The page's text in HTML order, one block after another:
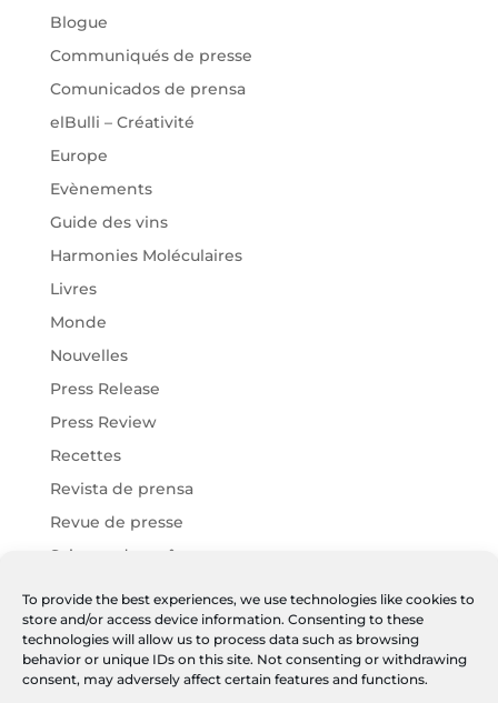
To provide the best experiences, we use technologies like cookies to
store and/or access device information. Consenting to these
technologies will allow us to process data such as browsing
behavior or unique IDs on this site. Not consenting or withdrawing
consent, may adversely affect certain features and functions.
Blogue
Communiqués de presse
Comunicados de prensa
elBulli – Créativité
Europe
Evènements
Guide des vins
Harmonies Moléculaires
Livres
Monde
Nouvelles
Press Release
Press Review
Recettes
Revista de prensa
Revue de presse
Science des arômes
Vins Harmonies
Vins JF